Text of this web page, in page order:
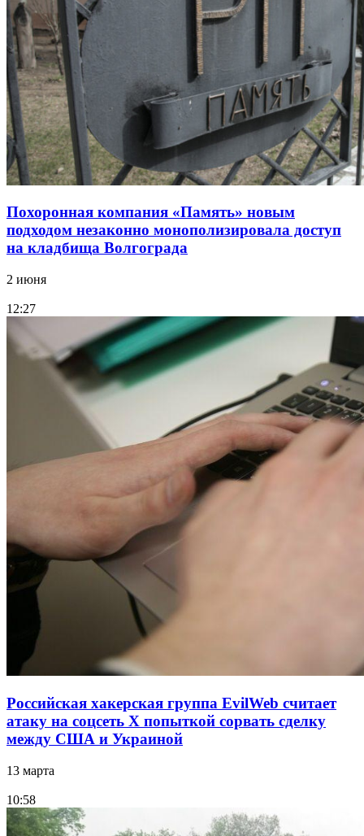
Похоронная компания «Память» новым
подходом незаконно монополизировала доступ
на кладбища Волгограда
2 июня
12:27
Российская хакерская группа EvilWeb считает
атаку на соцсеть Х попыткой сорвать сделку
между США и Украиной
13 марта
10:58